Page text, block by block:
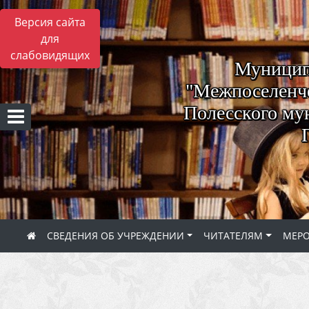
Версия сайта
для
слабовидящих
Полесского
СВЕДЕНИЯ ОБ УЧРЕЖДЕНИИ ЧИТАТЕЛЯМ